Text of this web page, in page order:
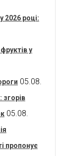
2026 році:
у
05.08.
05.08.
пропонує